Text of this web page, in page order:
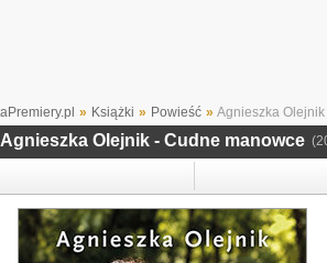
» Książki » Powieść » Agnieszka
Agnieszka Olejnik - Cudne manowce